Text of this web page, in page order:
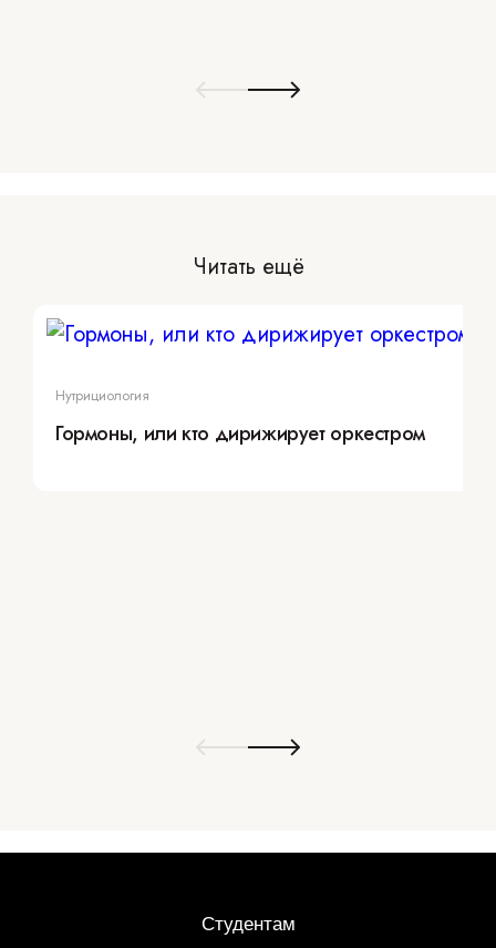
Читать ещё
Нутрициология
Гормоны, или кто дирижирует оркестром
Студентам